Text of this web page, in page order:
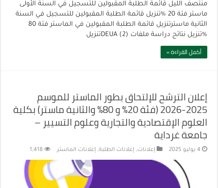
منتصف الليل قائمة الطلبة المقبولين للتسجيل في السنة الأولى
ماستر فئة 20 %تنزيل قائمة الطلبة المقبولين للتسجيل في السنة
الثانية ماسترتنزيل قائمة الطلبة المقبولين في الماستر فئة 80
%تنزيل نتائج دراسة ملفات DEUA (2)تنزيل
أكمل القراءة »
إعلان الترشح للإلتحاق بطور الماستر للموسم
2025-2026 (فئة 20% و 80% والثانية ماستر) بكلية
العلوم الإقتصادية والتجارية وعلوم التسيير –
جامعة غرداية
4 يوليو 2025 إعلانات, إعلانات الطلبة, إعلانات الماستر 1,418